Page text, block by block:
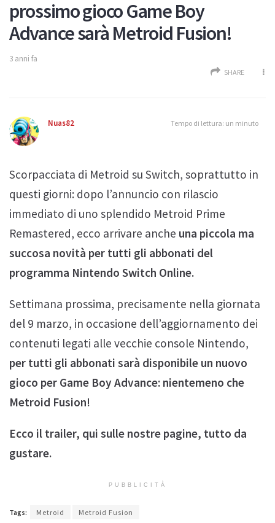
prossimo gioco Game Boy
Advance sarà Metroid Fusion!
3 anni fa
SHARE
Nuas82 Tempo di lettura: un minuto
Scorpacciata di Metroid su Switch, soprattutto in
questi giorni: dopo l’annuncio con rilascio
immediato di uno splendido Metroid Prime
Remastered, ecco arrivare anche una piccola ma
succosa novità per tutti gli abbonati del
programma Nintendo Switch Online.
Settimana prossima, precisamente nella giornata
del 9 marzo, in occasione dell’aggiornamento dei
contenuti legati alle vecchie console Nintendo,
per tutti gli abbonati sarà disponibile un nuovo
gioco per Game Boy Advance: nientemeno che
Metroid Fusion!
Ecco il trailer, qui sulle nostre pagine, tutto da
gustare.
PUBBLICITÀ
Tags: Metroid Metroid Fusion